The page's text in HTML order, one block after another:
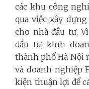
các khu công
qua việc xây
cho nhà đầu tư.
đầu tư, kinh
thành phố Hà Nội
và doanh nghiệp
kiện thuận lợi để